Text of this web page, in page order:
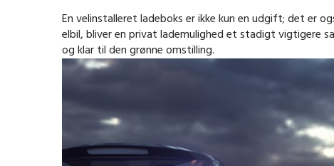
En velinstalleret ladeboks er ikke kun en udgift; det er
elbil, bliver en privat lademulighed et stadigt vigtigere
og klar til den grønne omstilling.